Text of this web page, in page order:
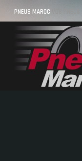
PNEUS MAROC VOS